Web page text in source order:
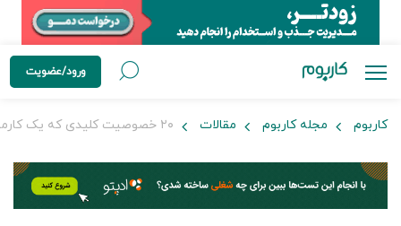
ورود/عضویت
کاربوم مجله کاربوم مقالات